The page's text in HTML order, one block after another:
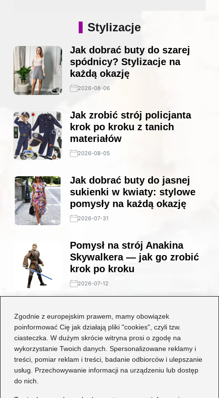
Zgodnie z europejskim prawem, mamy obowiązek
poinformować Cię jak działają pliki "cookies", czyli tzw.
ciasteczka. W dużym skrócie witryna prosi o zgodę na
wykorzystanie Twoich danych. Spersonalizowane reklamy i
treści, pomiar reklam i treści, badanie odbiorców i ulepszanie
usług. Przechowywanie informacji na urządzeniu lub dostęp
do nich.
Stylizacje
Jak dobrać buty do szarej
spódnicy? Stylizacje na
każdą okazję
2026-08-06
Jak zrobić strój policjanta
krok po kroku z tanich
materiałów
2026-08-05
Jak dobrać buty do jasnej
sukienki w kwiaty: stylowe
pomysły na każdą okazję
2026-07-31
Pomysł na strój Anakina
Skywalkera — jak go zrobić
krok po kroku
2026-07-12
buty będą idealne do czarnej
koronkowej sukienki?
2026-06-29
Kategorie